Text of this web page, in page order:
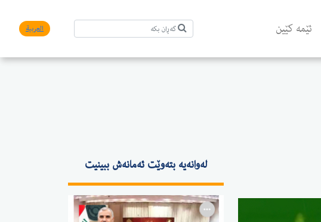
ئێمە کێین العربیة
لەوانەیە بتەوێت ئەمانەش ببینیت